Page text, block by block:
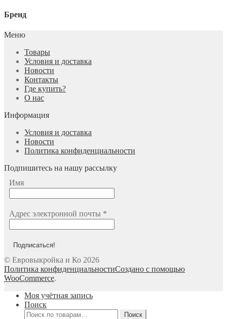
Бренд
Меню
Товары
Условия и доставка
Новости
Контакты
Где купить?
О нас
Информация
Условия и доставка
Новости
Политика конфиденциальности
Подпишитесь на нашу рассылку
Имя
Адрес электронной почты *
© Евровыкройка и Ко 2026
Политика конфиденциальностиСоздано с помощью
WooCommerce.
Моя учётная запись
Поиск
Искать:
Поиск